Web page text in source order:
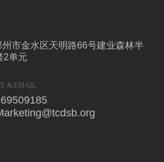
州市金水区天明路66号建业森林半
2单元
& EMAIL